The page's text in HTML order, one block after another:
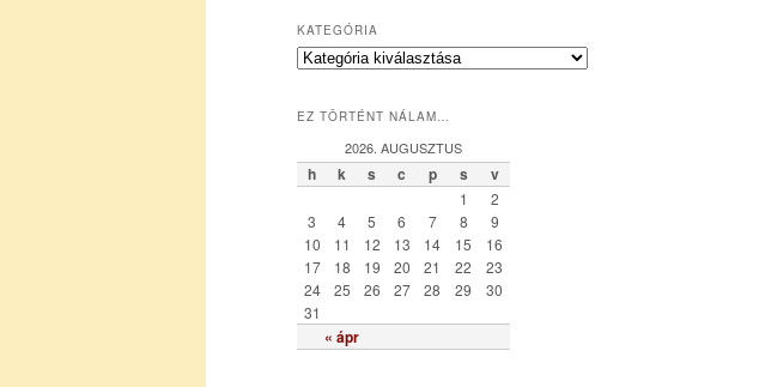
KATEGÓRIA
K
e
r
EZ TÖRTÉNT NÁLAM…
2026. AUGUSZTUS
h k s c p s v
« ápr
1
2
3
4 5 6 7 8
9
10
11 12 13 14 15
16
17
18 19 20 21 22
23
24
25 26 27 28 29
30
31